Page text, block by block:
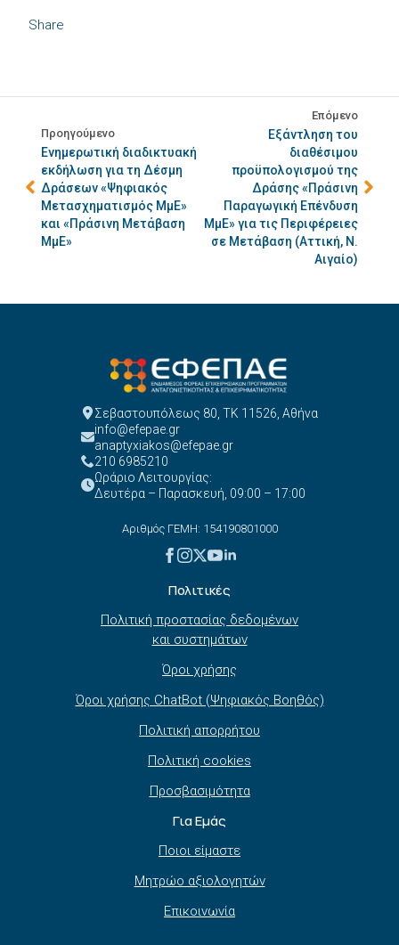
Share
Προηγούμενο
Ενημερωτική διαδικτυακή
εκδήλωση για τη Δέσμη
Δράσεων «Ψηφιακός
Μετασχηματισμός ΜμΕ»
και «Πράσινη Μετάβαση
ΜμΕ»
Επόμενο
Εξάντληση του
διαθέσιμου
προϋπολογισμού της
Δράσης «Πράσινη
Παραγωγική Επένδυση
ΜμΕ» για τις Περιφέρειες
σε Μετάβαση (Αττική, Ν.
Αιγαίο)
Σεβαστουπόλεως 80, ΤΚ 11526, Αθήνα
info@efepae.gr
anaptyxiakos@efepae.gr
210 6985210
Ωράριο Λειτουργίας:
Δευτέρα – Παρασκευή, 09:00 – 17:00
Αριθμός ΓΕΜΗ: 154190801000
Πολιτικές
Πολιτική προστασίας δεδομένων
και συστημάτων
Όροι χρήσης
Όροι χρήσης ChatBot (Ψηφιακός Βοηθός)
Πολιτική απορρήτου
Πολιτική cookies
Προσβασιμότητα
Για Εμάς
Ποιοι είμαστε
Μητρώο αξιολογητών
Επικοινωνία